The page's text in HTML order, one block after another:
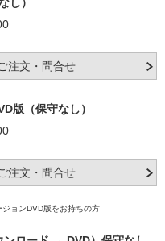
版（保守なし）
ョンDVD版をお持ちの方